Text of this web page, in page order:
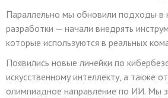
Параллельно мы обновили подходы в
разработки — начали внедрять
которые используются в реальных
Появились новые линейки по
искусственному интеллекту, а также
олимпиадное направление по ИИ. Мы